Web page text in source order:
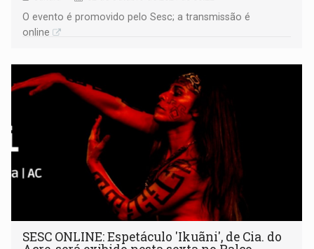
O evento é promovido pelo Sesc; a transmissão é
online
SESC ONLINE: Espetáculo 'Ikuãni', de Cia. do